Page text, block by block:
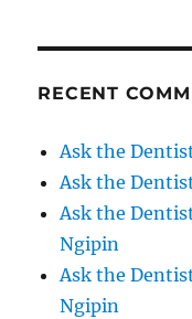
RECENT
Ask the
Ask the
Ask the
Ngipin
Ask the
Ngipin